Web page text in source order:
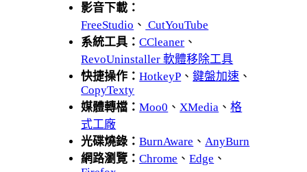
影音下載：
FreeStudio 、 CutYouTube
系統工具：CCleaner 、
RevoUninstaller 軟體移除工具
快捷操作：HotkeyP 、鍵盤加速 、
CopyTexty
媒體轉檔：Moo0 、 XMedia 、格
式工廠
光碟燒錄：BurnAware 、 AnyBurn
網路瀏覽：Chrome 、Edge 、